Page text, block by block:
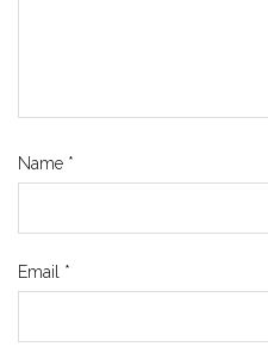
Name *
Email *